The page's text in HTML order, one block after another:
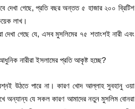
দেখা গেছে, প্রতি বছর অন্তত ৫ হাজার ২০০ ব্রিটিশ
লাখ।
দেখা গেছে যে, এসব মুসলিমের ৭৫ শতাংশই নারী এবং
নারীরা ইসলামের প্রতি আকৃষ্ট হচ্ছে?
উঠতে পারে না। কারণ খোদ আল্লাহ সুবহানু ওয়া
অন্যান্য যে সকল কারণ আমাদের নতুন মুসলিম বোনরা